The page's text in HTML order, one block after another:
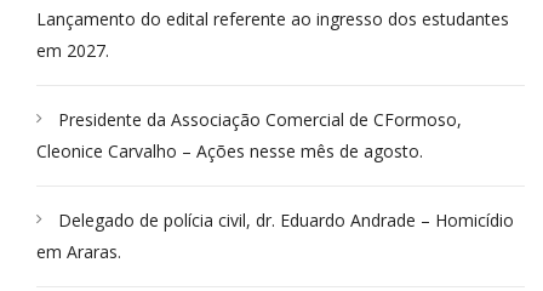
Lançamento do edital referente ao ingresso dos estudantes
em 2027.
Presidente da Associação Comercial de CFormoso,
Cleonice Carvalho – Ações nesse mês de agosto.
Delegado de polícia civil, dr. Eduardo Andrade – Homicídio
em Araras.